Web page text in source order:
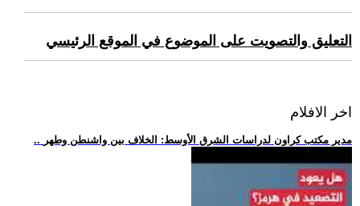
التعليق والتصويت على الموضوع في الموقع الرئيسي
اخر الافلام
.. مدير مكتب كراون لدراسات الشرق الأوسط: الخلاف بين واشنطن وطهر